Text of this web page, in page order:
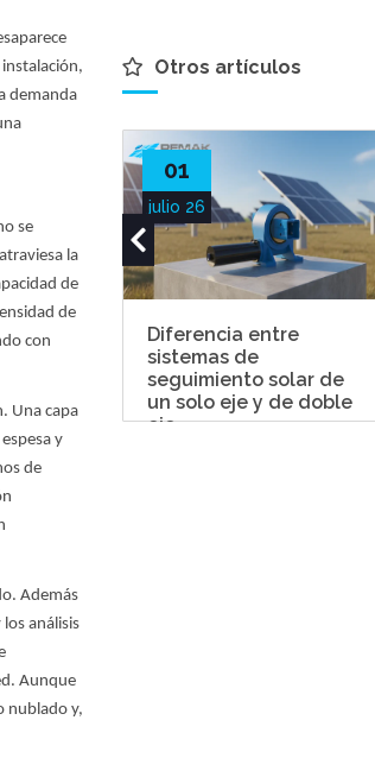
Otros artículos
01
julio 26
Diferencia entre
sistemas de
seguimiento solar de
un solo eje y de doble
eje
demanda
se
la
de
de
con
Una capa
y
de
Además
análisis
Aunque
nublado y,